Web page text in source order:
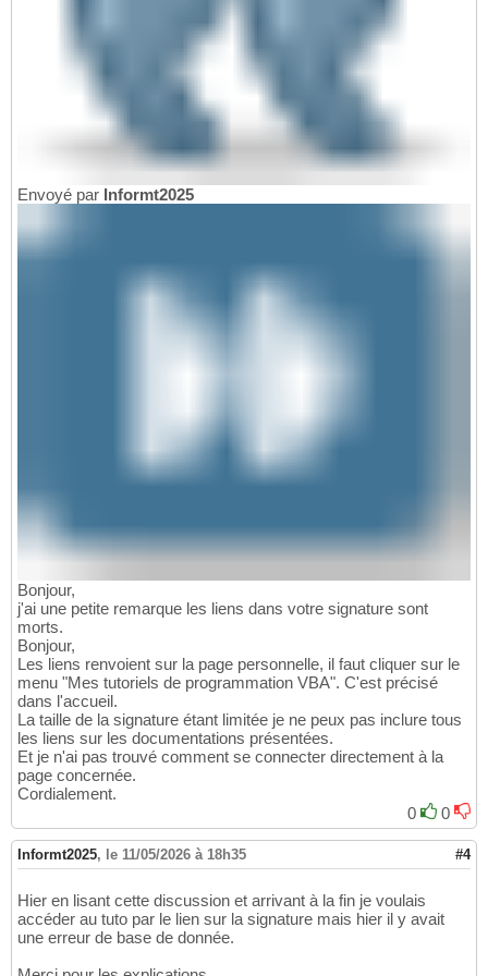
Envoyé par Informt2025
Bonjour,
j'ai une petite remarque les liens dans votre signature sont
morts.
Bonjour,
Les liens renvoient sur la page personnelle, il faut cliquer sur le
menu "Mes tutoriels de programmation VBA". C'est précisé
dans l'accueil.
La taille de la signature étant limitée je ne peux pas inclure tous
les liens sur les documentations présentées.
Et je n'ai pas trouvé comment se connecter directement à la
page concernée.
Cordialement.
0
0
Informt2025, le 11/05/2026 à 18h35 #4
Hier en lisant cette discussion et arrivant à la fin je voulais
accéder au tuto par le lien sur la signature mais hier il y avait
une erreur de base de donnée.